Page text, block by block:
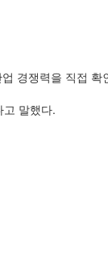
경쟁력을 직접 확
말했다.